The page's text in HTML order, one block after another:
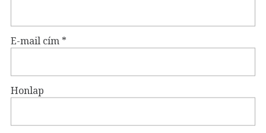
E-mail cím *
Honlap